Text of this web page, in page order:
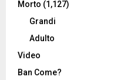
Morto (1,127)
Grandi
Adulto
Video
Ban Come?